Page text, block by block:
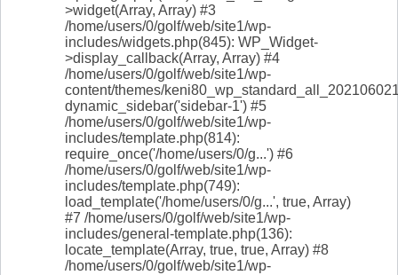
>widget(Array, Array) #3
/home/users/0/golf/web/site1/wp-
includes/widgets.php(845): WP_Widget-
>display_callback(Array, Array) #4
/home/users/0/golf/web/site1/wp-
content/themes/
dynamic_sidebar('sidebar-1') #5
/home/users/0/golf/web/site1/wp-
includes/template.php(814):
require_once('/home/users/0/g...') #6
/home/users/0/golf/web/site1/wp-
includes/template.php(749):
load_template('/home/users/0/g...', true, Array)
#7 /home/users/0/golf/web/site1/wp-
includes/general-template.php(136):
locate_template(Array, true, true, Array) #8
/home/users/0/golf/web/site1/wp-